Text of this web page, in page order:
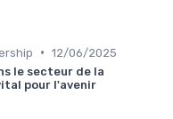
• 12/06/2025
le secteur de la
pour l'avenir